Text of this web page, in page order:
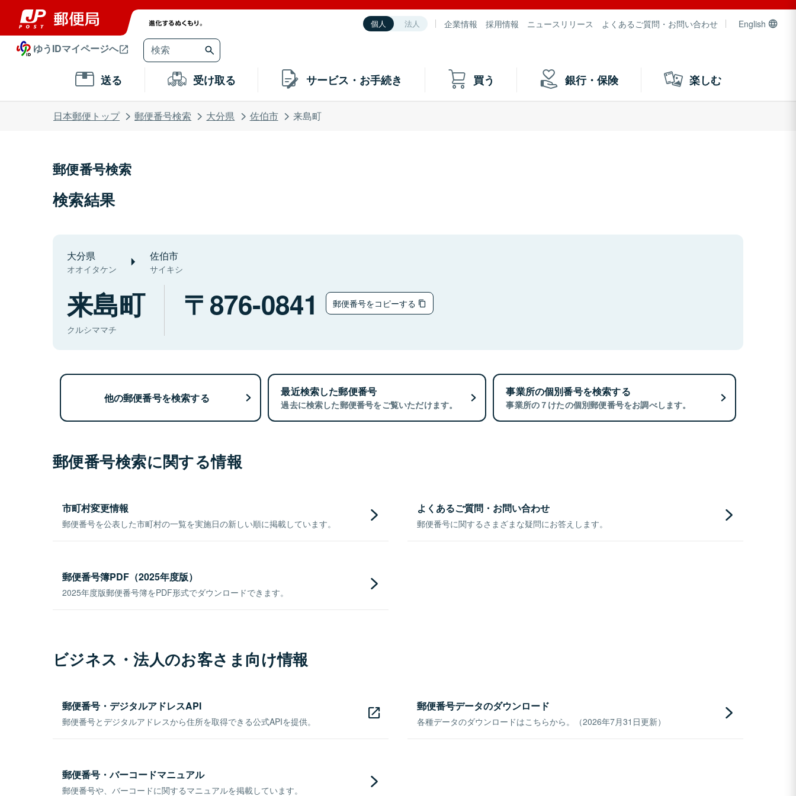
個人 法人 企業情報 採用情報 ニュースリリース よくあるご質問・お問い合わせ English
ゆうIDマイページへ
送る 受け取る サービス・お手続き 買う 銀行・保険 楽しむ
日本郵便トップ 郵便番号検索 大分県 佐伯市 来島町
郵便番号検索
検索結果
大分県
オオイタケン
佐伯市
サイキシ
来島町
クルシママチ
876-0841 郵便番号をコピーする
他の郵便番号を検索する 最近検索した郵便番号
過去に検索した郵便番号をご覧いただけます。
事業所の個別番号を検索する
事業所の７けたの個別郵便番号をお調べします。
郵便番号検索に関する情報
市町村変更情報
郵便番号を公表した市町村の一覧を実施日の新しい順に掲載しています。
よくあるご質問・お問い合わせ
郵便番号に関するさまざまな疑問にお答えします。
郵便番号簿PDF（2025年度版）
2025年度版郵便番号簿をPDF形式でダウンロードできます。
ビジネス・法人のお客さま向け情報
郵便番号・デジタルアドレスAPI
郵便番号とデジタルアドレスから住所を取得できる公式APIを提供。
郵便番号データのダウンロード
各種データのダウンロードはこちらから。（2026年7月31日更新）
郵便番号・バーコードマニュアル
郵便番号や、バーコードに関するマニュアルを掲載しています。